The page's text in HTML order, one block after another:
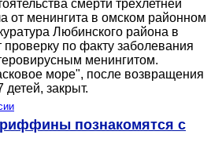
смерти трехлетней
от менингита в омском районном
Любинского района в
по факту заболевания
менингитом.
море", после возвращения
детей, закрыт.
познакомятся с